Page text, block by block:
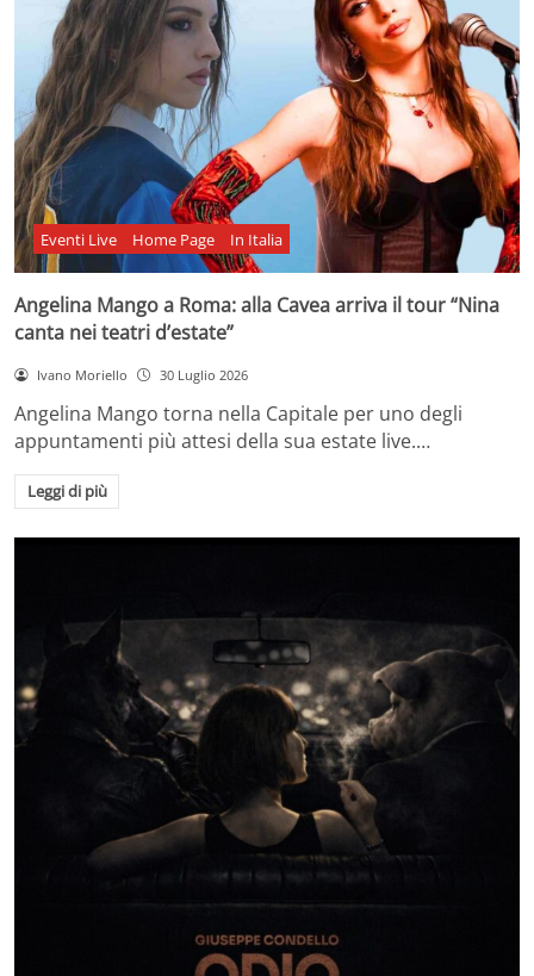
Eventi Live Home Page In Italia
Angelina Mango a Roma: alla Cavea arriva il tour “Nina
canta nei teatri d’estate”
Ivano Moriello 30 Luglio 2026
Angelina Mango torna nella Capitale per uno degli
appuntamenti più attesi della sua estate live.…
Leggi di più